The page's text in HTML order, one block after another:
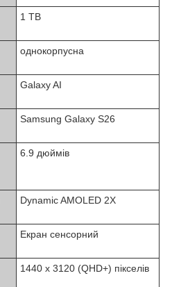
1 TB
однокорпусна
Galaxy AI
Samsung Galaxy S26
6.9 дюймів
Dynamic AMOLED 2X
Екран сенсорний
1440 x 3120 (QHD+) пікселів